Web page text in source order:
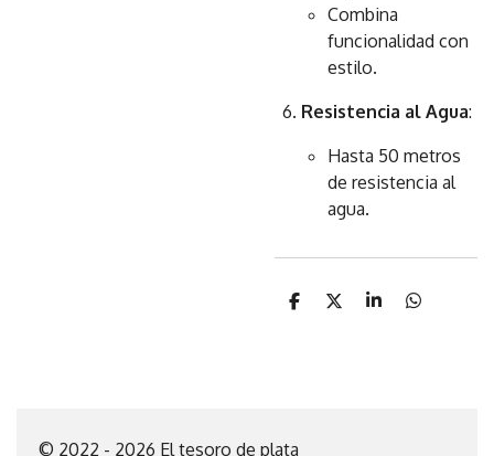
Combina
funcionalidad con
estilo.
Resistencia al Agua:
Hasta 50 metros
de resistencia al
agua.
C
r
C
C
C
© 2022 - 2026 El tesoro de plata